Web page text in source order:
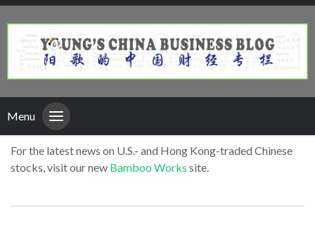
Menu
For the latest news on U.S.- and Hong Kong-traded Chinese
stocks, visit our new Bamboo Works site.